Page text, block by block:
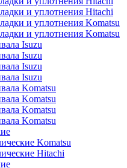
и уплотнения Hitachi
и уплотнения Komatsu
и уплотнения Komatsu
Isuzu
Isuzu
Isuzu
Isuzu
Komatsu
Komatsu
Komatsu
Komatsu
Komatsu
Hitachi